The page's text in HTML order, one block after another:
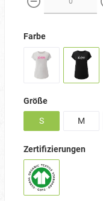
weniger
Farbe
Größe
S
M
Zertifizierungen